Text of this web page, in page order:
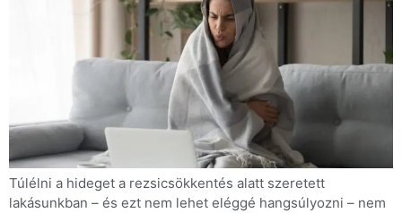
Túlélni a hideget a rezsicsökkentés alatt szeretett
lakásunkban – és ezt nem lehet eléggé hangsúlyozni – nem